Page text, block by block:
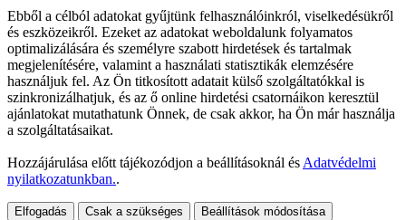
Ebből a célból adatokat gyűjtünk felhasználóinkról, viselkedésükről
és eszközeikről. Ezeket az adatokat weboldalunk folyamatos
optimalizálására és személyre szabott hirdetések és tartalmak
megjelenítésére, valamint a használati statisztikák elemzésére
használjuk fel. Az Ön titkosított adatait külső szolgáltatókkal is
szinkronizálhatjuk, és az ő online hirdetési csatornáikon keresztül
ajánlatokat mutathatunk Önnek, de csak akkor, ha Ön már használja
a szolgáltatásaikat.
Hozzájárulása előtt tájékozódjon a beállításoknál és Adatvédelmi
nyilatkozatunkban..
Elfogadás Csak a szükséges Beállítások módosítása